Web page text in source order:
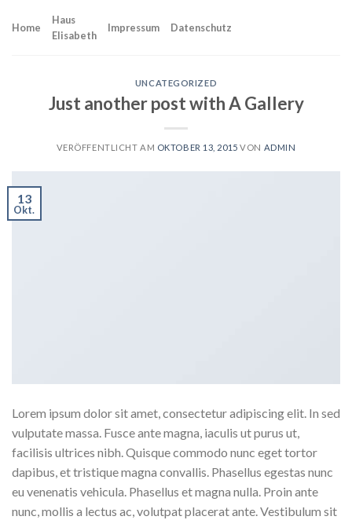
Home
Haus
Elisabeth
Impressum Datenschutz
UNCATEGORIZED
Just another post with A Gallery
VERÖFFENTLICHT AM OKTOBER 13, 2015 VON ADMIN
13
Okt.
Lorem ipsum dolor sit amet, consectetur adipiscing elit. In sed
vulputate massa. Fusce ante magna, iaculis ut purus ut,
facilisis ultrices nibh. Quisque commodo nunc eget tortor
dapibus, et tristique magna convallis. Phasellus egestas nunc
eu venenatis vehicula. Phasellus et magna nulla. Proin ante
nunc, mollis a lectus ac, volutpat placerat ante. Vestibulum sit